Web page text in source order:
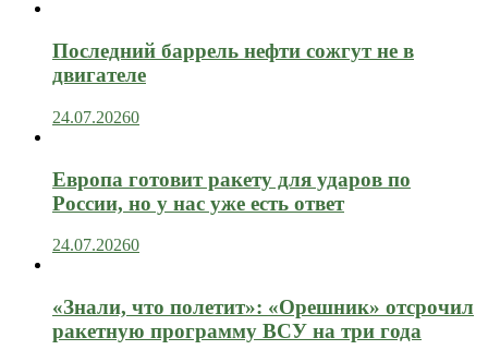
Последний баррель нефти сожгут не в
двигателе
24.07.20260
Европа готовит ракету для ударов по
России, но у нас уже есть ответ
24.07.20260
«Знали, что полетит»: «Орешник» отсрочил
ракетную программу ВСУ на три года